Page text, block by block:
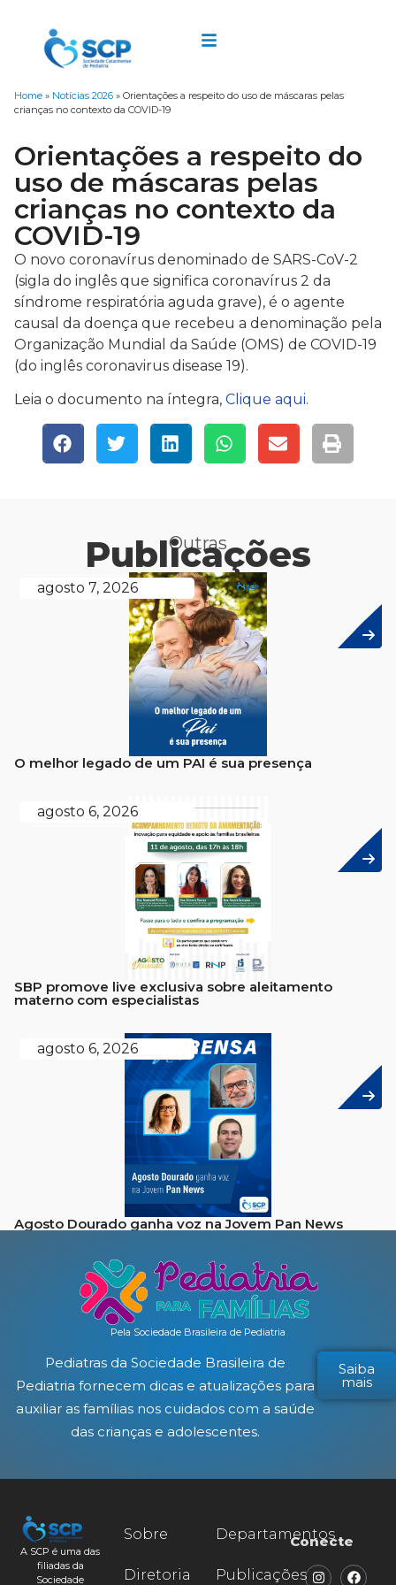
Home » Notícias 2026 » Orientações a respeito do uso de máscaras pelas
crianças no contexto da COVID-19
Orientações a respeito do
uso de máscaras pelas
crianças no contexto da
COVID-19
O novo coronavírus denominado de SARS-CoV-2
(sigla do inglês que significa coronavírus 2 da
síndrome respiratória aguda grave), é o agente
causal da doença que recebeu a denominação pela
Organização Mundial da Saúde (OMS) de COVID-19
(do inglês coronavirus disease 19).
Leia o documento na íntegra, Clique aqui.
Outras
Publicações
agosto 7, 2026
O melhor legado de um PAI é sua presença
agosto 6, 2026
SBP promove live exclusiva sobre aleitamento
materno com especialistas
agosto 6, 2026
Agosto Dourado ganha voz na Jovem Pan News
Pela Sociedade Brasileira de Pediatria
Pediatras da Sociedade Brasileira de
Pediatria fornecem dicas e atualizações para
auxiliar as famílias nos cuidados com a saúde
das crianças e adolescentes.
Saiba
mais
A SCP é uma das
filiadas da
Sociedade
Sobre
Diretoria
Departamentos
Publicações
Conecte